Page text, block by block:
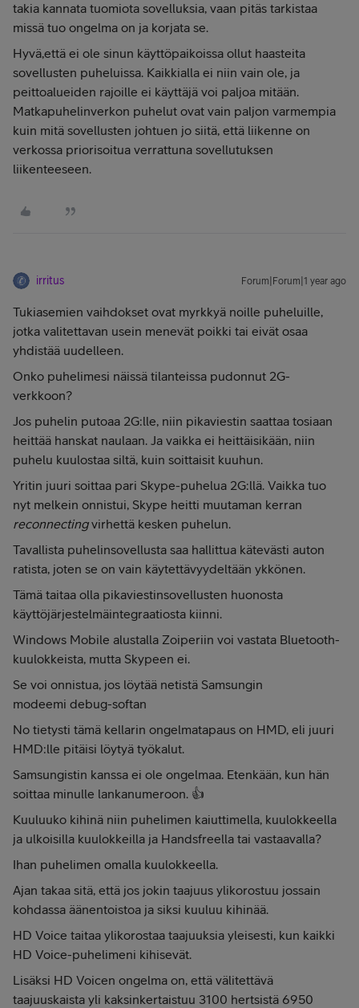
takia kannata tuomiota sovelluksia, vaan pitäs tarkistaa
missä tuo ongelma on ja korjata se.
Hyvä,että ei ole sinun käyttöpaikoissa ollut haasteita
sovellusten puheluissa. Kaikkialla ei niin vain ole, ja
peittoalueiden rajoille ei käyttäjä voi paljoa mitään.
Matkapuhelinverkon puhelut ovat vain paljon varmempia
kuin mitä sovellusten johtuen jo siitä, että liikenne on
verkossa priorisoitua verrattuna sovellutuksen
liikenteeseen.
irritus Forum|Forum|1 year ago
Tukiasemien vaihdokset ovat myrkkyä noille puheluille,
jotka valitettavan usein menevät poikki tai eivät osaa
yhdistää uudelleen.
Onko puhelimesi näissä tilanteissa pudonnut 2G-
verkkoon?
Jos puhelin putoaa 2G:lle, niin pikaviestin saattaa tosiaan
heittää hanskat naulaan. Ja vaikka ei heittäisikään, niin
puhelu kuulostaa siltä, kuin soittaisit kuuhun.
Yritin juuri soittaa pari Skype-puhelua 2G:llä. Vaikka tuo
nyt melkein onnistui, Skype heitti muutaman kerran
reconnectingvirhettä kesken puhelun.
Tavallista puhelinsovellusta saa hallittua kätevästi auton
ratista, joten se on vain käytettävyydeltään ykkönen.
Tämä taitaa olla pikaviestinsovellusten huonosta
käyttöjärjestelmäintegraatiosta kiinni.
Windows Mobile alustalla Zoiperiin voi vastata Bluetooth-
kuulokkeista, mutta Skypeen ei.
Se voi onnistua, jos löytää netistä Samsungin
modeemi debug-softan
No tietysti tämä kellarin ongelmatapaus on HMD, eli juuri
HMD:lle pitäisi löytyä työkalut.
Samsungistin kanssa ei ole ongelmaa. Etenkään, kun hän
soittaa minulle lankanumeroon. 👍
Kuuluuko kihinä niin puhelimen kaiuttimella, kuulokkeella
ja ulkoisilla kuulokkeilla ja Handsfreella tai vastaavalla?
Ihan puhelimen omalla kuulokkeella.
Ajan takaa sitä, että jos jokin taajuus ylikorostuu jossain
kohdassa äänentoistoa ja siksi kuuluu kihinää.
HD Voice taitaa ylikorostaa taajuuksia yleisesti, kun kaikki
HD Voice-puhelimeni kihisevät.
Lisäksi HD Voicen ongelma on, että välitettävä
taajuuskaista yli kaksinkertaistuu 3100 hertsistä 6950